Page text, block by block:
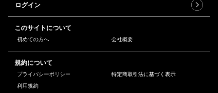
ログイン
このサイトについて
初めての方へ 会社概要
規約について
プライバシーポリシー
特定商取引法に基づく表示
利用規約